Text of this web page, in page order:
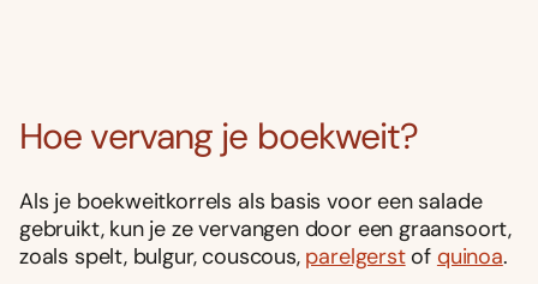
Hoe vervang je boekweit?
Als je boekweitkorrels als basis voor een salade
gebruikt, kun je ze vervangen door een graansoort,
zoals spelt, bulgur, couscous, parelgerstof quinoa.